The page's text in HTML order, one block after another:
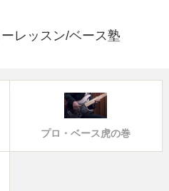
ーレッスン/ベース塾
プロ・ベース虎の巻